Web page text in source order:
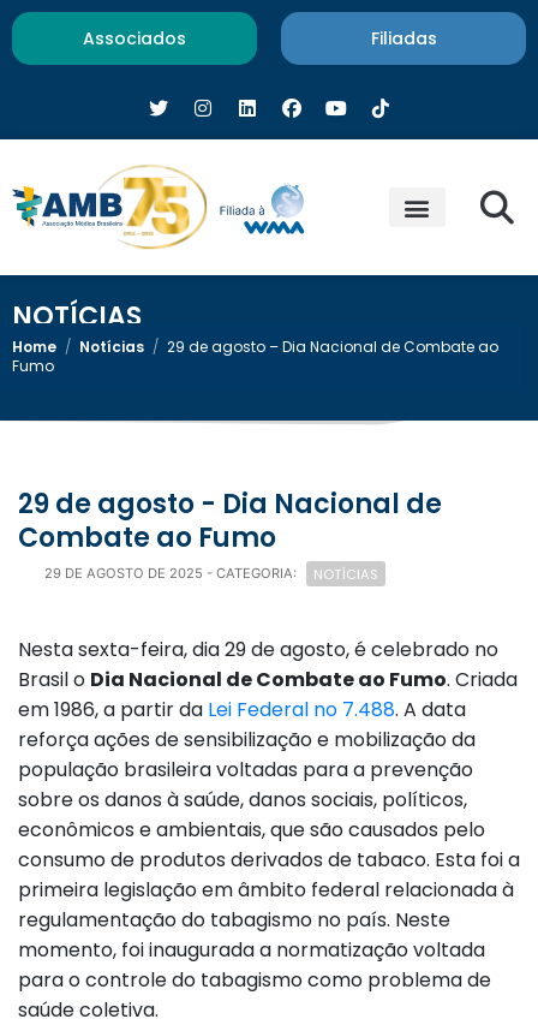
Associados Filiadas
NOTÍCIAS
Home / Notícias / 29 de agosto – Dia Nacional de Combate ao
Fumo
29 de agosto - Dia Nacional de
Combate ao Fumo
29 DE AGOSTO DE 2025 - CATEGORIA: NOTÍCIAS
Nesta sexta-feira, dia 29 de agosto, é celebrado no
Brasil o Dia Nacional de Combate ao Fumo. Criada
em 1986, a partir da Lei Federal no 7.488. A data
reforça ações de sensibilização e mobilização da
população brasileira voltadas para a prevenção
sobre os danos à saúde, danos sociais, políticos,
econômicos e ambientais, que são causados pelo
consumo de produtos derivados de tabaco. Esta foi a
primeira legislação em âmbito federal relacionada à
regulamentação do tabagismo no país. Neste
momento, foi inaugurada a normatização voltada
para o controle do tabagismo como problema de
saúde coletiva.